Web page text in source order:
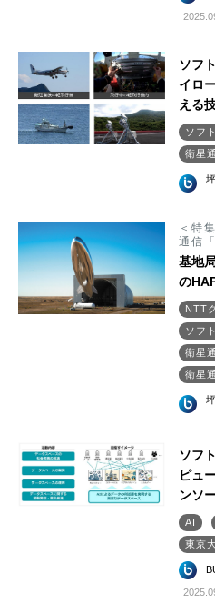
ソフ
イロ
える
ソフ
衛星
＜特
通信
基地
の
NTT
ソフ
衛星
衛星
ソフ
ピュ
ンソ
AI
東京